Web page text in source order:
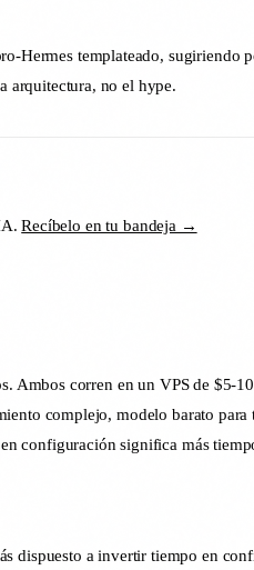
templateado, sugiriendo
arquitectura, no el hype.
Recíbelo en tu bandeja →
Ambos corren en un VPS de
complejo, modelo barato
configuración significa más
dispuesto a invertir tiempo en